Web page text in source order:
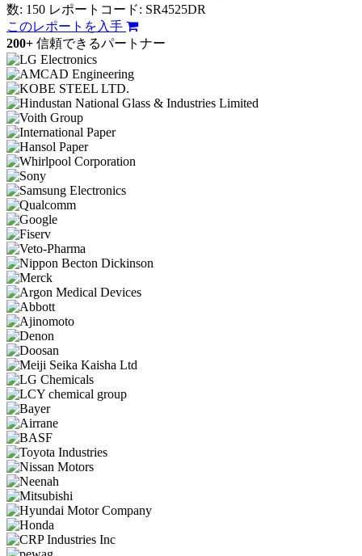
数: 150 レポートコード: SR4525DR
このレポートを入手
200+ 信頼できるパートナー